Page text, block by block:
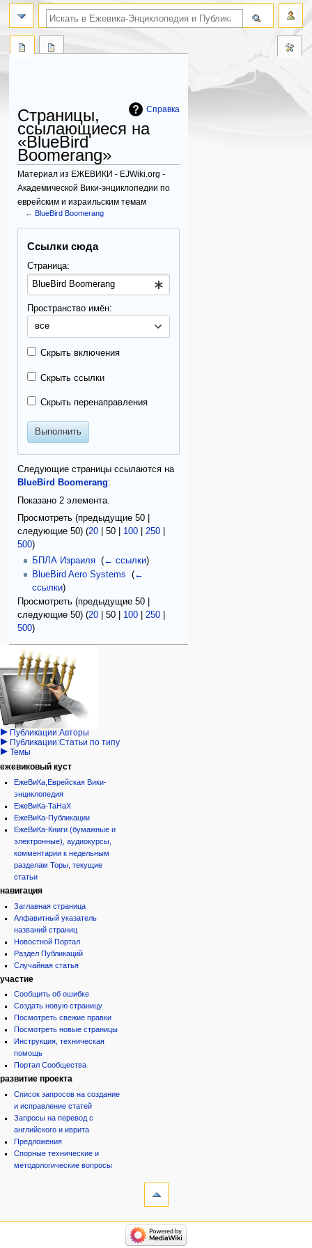
Справка
Страницы,
ссылающиеся на
«BlueBird
Boomerang»
Материал из ЕЖЕВИКИ - EJWiki.org -
Академической Вики-энциклопедии по
еврейским и израильским темам
←BlueBird Boomerang
Ссылки сюда
Страница:
Пространство имён:
все
Скрыть включения
Скрыть ссылки
Скрыть перенаправления
Выполнить
Следующие страницы ссылаются на
BlueBird Boomerang:
Показано 2 элемента.
Просмотреть (предыдущие 50
следующие 50) (20 |50 100 |250
500)
БПЛА Израиля‎ (← ссылки)
BlueBird Aero Systems
(←
ссылки)
Просмотреть (предыдущие 50
следующие 50) (20 |50 100 |250
500)
Навигация
персональные инструменты
войти
запрос
учётной
записи
категории
Израиль:Страна и
государство
Иудаизм
Народ
Проекты
Проекты/Участники/
дополнения
Публикации:Авторы
Публикации:Статьи по типу
Темы
поиск по словам
ежевиковый куст
ЕжеВиКа,Еврейская Вики-
энциклопедия
ЕжеВиКа-ТаНаХ
ЕжеВиКа-Публикации
ЕжеВиКа-Книги (бумажные и
электронные), аудиокурсы,
комментарии к недельным
разделам Торы, текущие
статьи
навигация
Заглавная страница
Алфавитный указатель
названий страниц
Новостной Портал
Раздел Публикаций
Случайная статья
участие
Сообщить об ошибке
Создать новую страницу
Посмотреть свежие правки
Посмотреть новые страницы
Инструкция, техническая
помощь
Портал Сообщества
развитие проекта
Список запросов на создание
и исправление статей
Запросы на перевод с
английского и иврита
Предложения
Спорные технические и
методологические вопросы
категории